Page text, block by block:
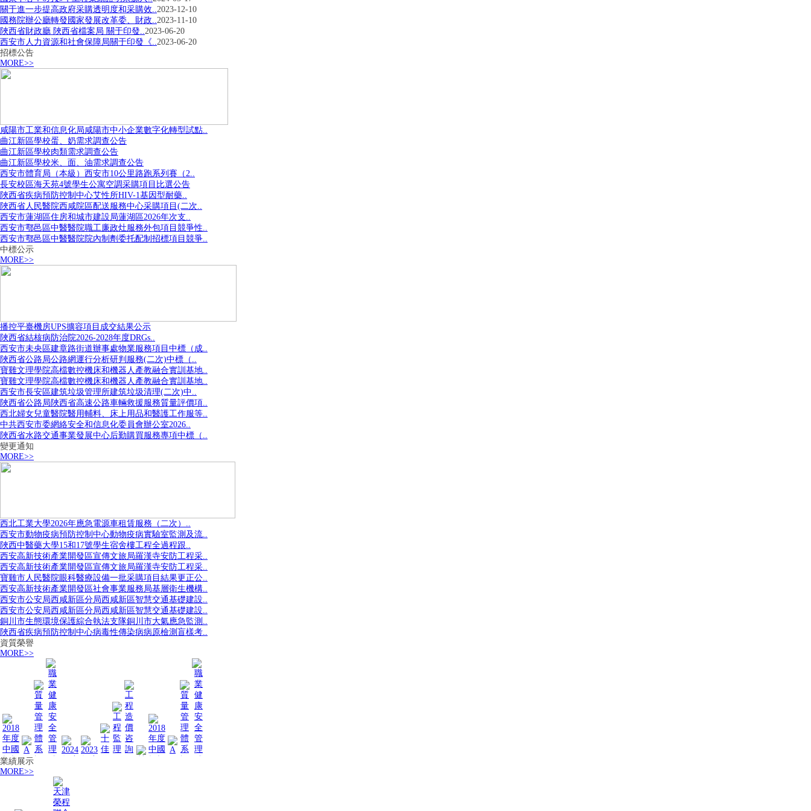
關于進一步提高政府采購透明度和采購效.. 2023-12-10
國務院辦公廳轉發國家發展改革委、財政.. 2023-11-10
陜西省財政廳 陜西省檔案局 關于印發.. 2023-06-20
西安市人力資源和社會保障局關于印發《.. 2023-06-20
招標公告
MORE>>
咸陽市工業和信息化局咸陽市中小企業數字化轉型試點..
曲江新區學校蛋、奶需求調查公告
曲江新區學校肉類需求調查公告
曲江新區學校米、面、油需求調查公告
西安市體育局（本級）西安市10公里路跑系列賽（2..
長安校區海天苑4號學生公寓空調采購項目比選公告
陜西省疾病預防控制中心艾性所HIV-1基因型耐藥..
陜西省人民醫院西咸院區配送服務中心采購項目(二次..
西安市蓮湖區住房和城市建設局蓮湖區2026年次支..
西安市鄠邑區中醫醫院職工廉政灶服務外包項目競爭性..
西安市鄠邑區中醫醫院院內制劑委托配制招標項目競爭..
中標公示
MORE>>
播控平臺機房UPS擴容項目成交結果公示
陜西省結核病防治院2026-2028年度DRGs..
西安市未央區建章路街道辦事處物業服務項目中標（成..
陜西省公路局公路網運行分析研判服務(二次)中標（..
寶雞文理學院高檔數控機床和機器人產教融合實訓基地..
寶雞文理學院高檔數控機床和機器人產教融合實訓基地..
西安市長安區建筑垃圾管理所建筑垃圾清理(二次)中..
陜西省公路局陜西省高速公路車輛救援服務質量評價項..
西北婦女兒童醫院醫用輔料、床上用品和醫護工作服等..
中共西安市委網絡安全和信息化委員會辦公室2026..
陜西省水路交通事業發展中心后勤購買服務專項中標（..
變更通知
MORE>>
西北工業大學2026年應急電源車租賃服務（二次）..
西安市動物疫病預防控制中心動物疫病實驗室監測及流..
陜西中醫藥大學15和17號學生宿舍樓工程全過程跟..
西安高新技術產業開發區宣傳文旅局羅漢寺安防工程采..
西安高新技術產業開發區宣傳文旅局羅漢寺安防工程采..
寶雞市人民醫院眼科醫療設備一批采購項目結果更正公..
西安高新技術產業開發區社會事業服務局基層衛生機構..
西安市公安局西咸新區分局西咸新區智慧交通基礎建設..
西安市公安局西咸新區分局西咸新區智慧交通基礎建設..
銅川市生態環境保護綜合執法支隊銅川市大氣應急監測..
陜西省疾病預防控制中心病毒性傳染病病原檢測盲樣考..
資質榮譽
MORE>>
2024
業績展示
MORE>>